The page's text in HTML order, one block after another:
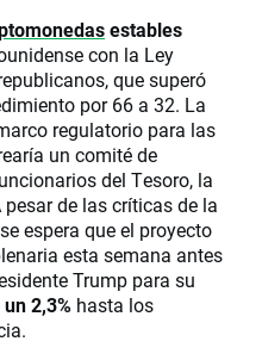
estables
con la Ley
que superó
por 66 a 32. La
regulatorio para las
un comité de
del Tesoro, la
pesar de las críticas de la
espera que el proyecto
esta semana antes
Trump para su
2,3% hasta los